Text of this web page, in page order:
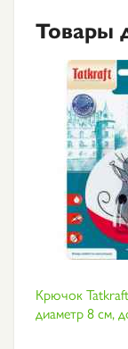
Товары
Крючок
диаметр 8 см,